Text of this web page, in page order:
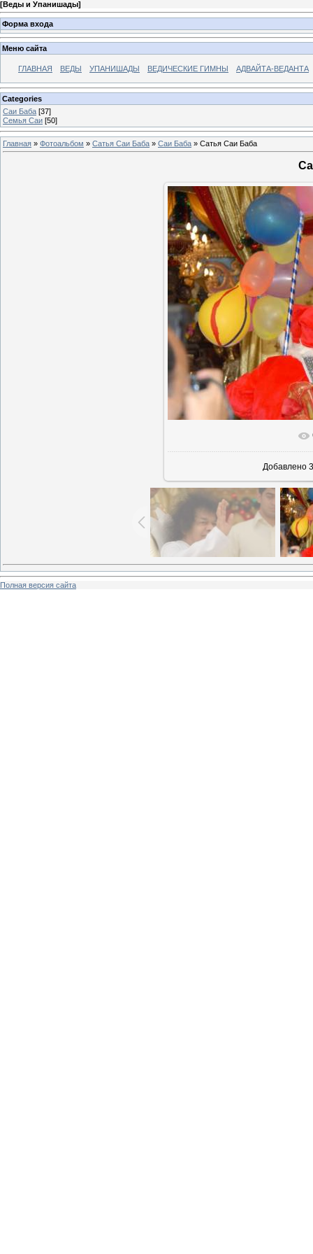
[Веды и Упанишады]
Форма входа
Меню сайта
ГЛАВНАЯ ВЕДЫ УПАНИШАДЫ ВЕДИЧЕСКИЕ ГИМНЫ АДВАЙТА-ВЕДАНТА
Categories
Саи Баба [37]
Семья Саи [50]
Главная » Фотоальбом » Сатья Саи Баба » Саи Баба » Сатья Саи Баба
В
Добавлено
Полная версия сайта